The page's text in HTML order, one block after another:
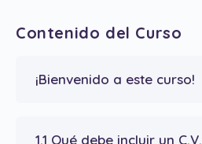
Contenido del Curso
¡Bienvenido a este curso!
1.1 Qué debe incluir un C.V.